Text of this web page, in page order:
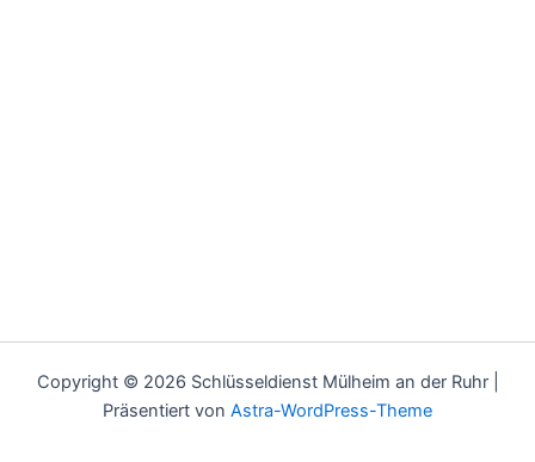
Copyright © 2026 Schlüsseldienst Mülheim an der Ruhr |
Präsentiert von Astra-WordPress-Theme